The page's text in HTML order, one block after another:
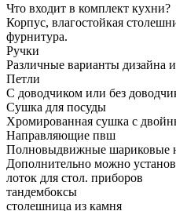
Что входит в комплект кухни?
Корпус, влагостойкая
фурнитура.
Ручки
Различные варианты дизайна
Петли
С доводчиком или без
Сушка для посуды
Хромированная сушка с
Направляющие пвш
Полновыдвижные шариковые
Дополнительно можно
лоток для стол. приборов
тандембоксы
столешница из камня